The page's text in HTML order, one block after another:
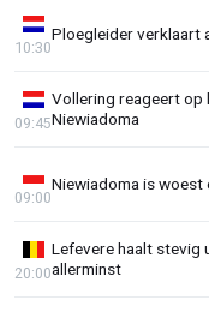
Ploegleider verklaart
10:30
Vollering reageert op
Niewiadoma
09:45
Niewiadoma is
09:00
Lefevere haalt stevig
allerminst
20:00